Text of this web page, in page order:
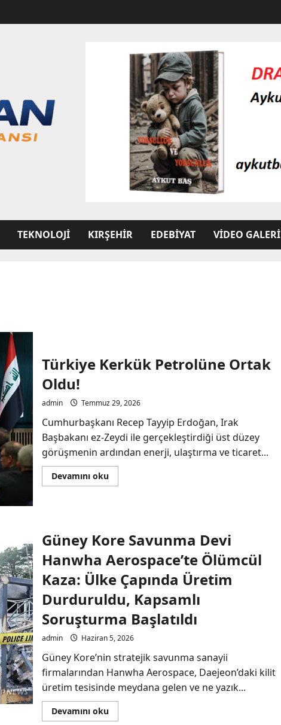
TEKNOLOJI KIRŞEHIR EDEBIYAT VIDEO GALERI
Türkiye Kerkük Petrolüne Ortak
Oldu!
admin Temmuz 29, 2026
Cumhurbaşkanı Recep Tayyip Erdoğan, Irak
Başbakanı ez-Zeydi ile gerçekleştirdiği üst düzey
görüşmenin ardından enerji, ulaştırma ve ticaret...
Devamını okuRead
more
Oldu!
Güney Kore Savunma Devi
Hanwha Aerospace’te Ölümcül
Kaza: Ülke Çapında Üretim
Durduruldu, Kapsamlı
Soruşturma Başlatıldı
admin Haziran 5, 2026
Güney Kore’nin stratejik savunma sanayii
firmalarından Hanwha Aerospace, Daejeon’daki kilit
üretim tesisinde meydana gelen ve ne yazık...
Devamını okuRead
more